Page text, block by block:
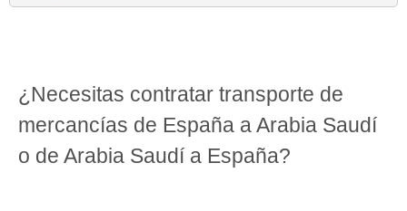
¿Necesitas contratar transporte de
mercancías de España a Arabia Saudí
o de Arabia Saudí a España?